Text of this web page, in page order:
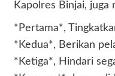
Kapolres Binjai,
*Pertama*,
*Kedua*, Berikan
*Ketiga*, Hindari